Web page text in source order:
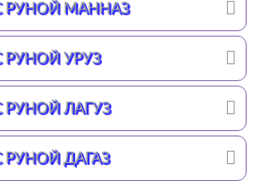
РУНОЙ МАННАЗ
РУНОЙ УРУЗ
РУНОЙ ЛАГУЗ
РУНОЙ ДАГАЗ